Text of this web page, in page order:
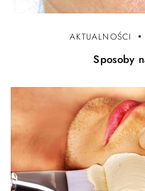
AKTUALNOŚCI
Sposoby